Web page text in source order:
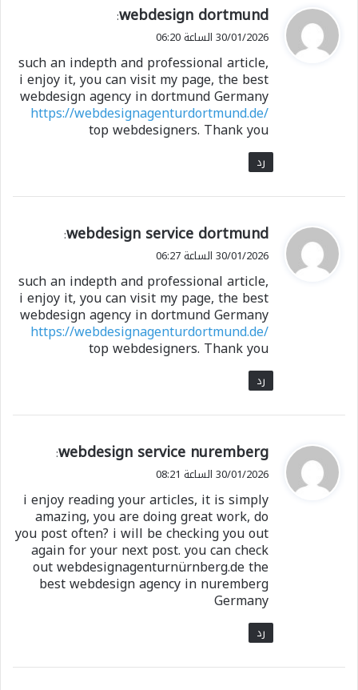
ي
ق
ل
webdesign dortmund
:
30/01/2026 الساعة 06:20
such an indepth and professional article,
i enjoy it, you can visit my page, the best
webdesign agency in dortmund Germany
https://webdesignagenturdortmund.de/
top webdesigners. Thank you
رد
ي
ق
ل
webdesign service dortmund
:
30/01/2026 الساعة 06:27
such an indepth and professional article,
i enjoy it, you can visit my page, the best
webdesign agency in dortmund Germany
https://webdesignagenturdortmund.de/
top webdesigners. Thank you
رد
ي
ق
ل
webdesign service nuremberg
:
30/01/2026 الساعة 08:21
i enjoy reading your articles, it is simply
amazing, you are doing great work, do
you post often? i will be checking you out
again for your next post. you can check
out webdesignagenturnürnberg.de the
best webdesign agency in nuremberg
Germany
رد